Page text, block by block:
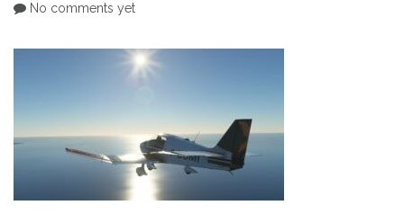
No comments yet